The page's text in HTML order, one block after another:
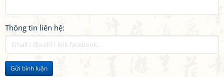
Thông tin liên hệ:
Gửi bình luận